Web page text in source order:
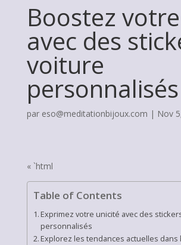
Boostez
avec des
voiture
par eso@meditationbijoux.com | Nov
« `html
Table of Contents
Exprimez votre unicité avec des
personnalisés
Explorez les tendances actuelles dans